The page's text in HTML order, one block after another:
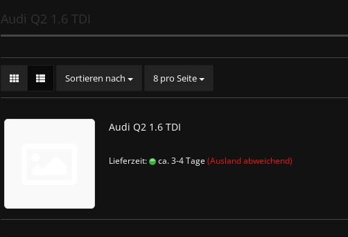
Konto
Audi Q2 1.6 TDI
Sortieren nach 8 pro Seite
Audi Q2 1.6 TDI
Lieferzeit: ca. 3-4 Tage (Ausland abweichend)